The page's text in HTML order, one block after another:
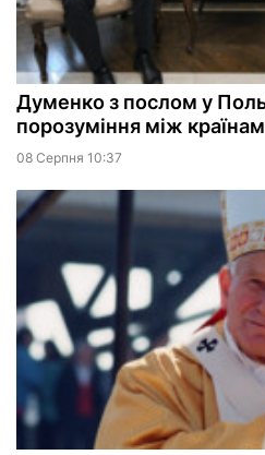
Думенко з послом у
порозуміння між
08 Серпня 10:37